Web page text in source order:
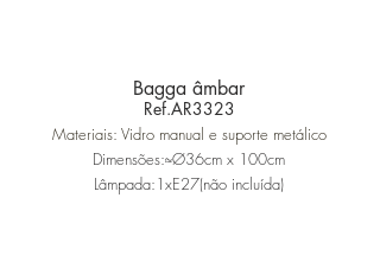
Bagga âmbar
Ref.AR3323
Materiais: Vidro manual e suporte metálico
Dimensões:≈Ø36cm x 100cm
Lâmpada:1xE27(não incluída)